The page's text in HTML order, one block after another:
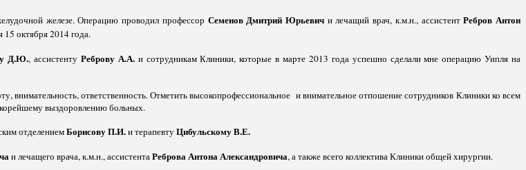
железе. Операцию проводил профессор Семенов Дмитрий Юрьевич и лечащий врач, к.м.н., ассистентРебров Антон
октября 2014 года.
Д.Ю., ассистенту Реброву А.А.и сотрудникам Клиники, которые в марте 2013 года успешно сделали мне операцию Уипля на
ответственность. Отметить высокопрофессиональное и внимательное отпошение сотрудников Клиники ко всем
выздоровлению больных.
отделениемБорисову П.И.и терапевтуЦибульскому В.Е.
и лечащего врача, к.м.н., ассистентаРеброва Антона Александровича, а также всего коллектива Клиники общей хирургии.